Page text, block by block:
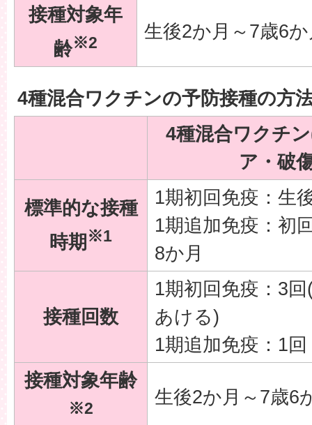
接種対象年
齢※2
生後2か月～7歳6
4種混合ワクチンの予防接種の方
4種混合ワクチ
ア・破
標準的な接種
時期 ※1
1期初回免疫：生
1期追加免疫：初
8か月
接種回数
1期初回免疫：3
あける)
1期追加免疫：1回
接種対象年齢
※2
生後2か月～7歳6